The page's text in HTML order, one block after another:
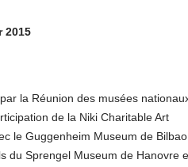
2015
la Réunion des musées
de la Niki Charitable Art
le Guggenheim Museum de
du Sprengel Museum de Hanovre